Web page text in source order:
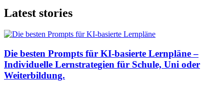
Latest stories
Die besten Prompts für KI-basierte Lernpläne –
Individuelle Lernstrategien für Schule, Uni oder
Weiterbildung.